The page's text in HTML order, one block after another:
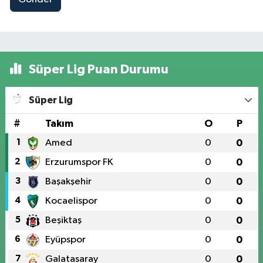
Süper Lig Puan Durumu
Süper Lig
# Takım O P
1 Amed 0 0
2 Erzurumspor FK 0 0
3 Başakşehir 0 0
4 Kocaelispor 0 0
5 Beşiktaş 0 0
6 Eyüpspor 0 0
7 Galatasaray 0 0